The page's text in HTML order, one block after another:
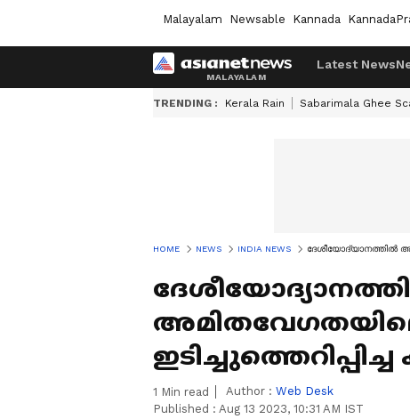
Malayalam Newsable Kannada
Latest News
TRENDING : Kerala Rain Sabarimala Ghee
HOME NEWS INDIA NEWS ദേശീയോദ്യാനത്തില്‍
1 Min read Author : Web Desk
Published : Aug 13 2023, 10:31 AM IST